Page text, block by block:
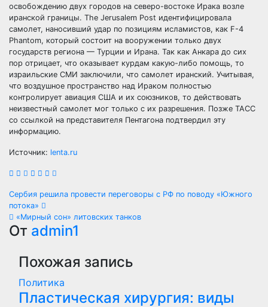
освобождению двух городов на северо-востоке Ирака возле
иранской границы. The Jerusalem Post идентифицировала
самолет, наносивший удар по позициям исламистов, как F-4
Phantom, который состоит на вооружении только двух
государств региона — Турции и Ирана. Так как Анкара до сих
пор отрицает, что оказывает курдам какую-либо помощь, то
израильские СМИ заключили, что самолет иранский. Учитывая,
что воздушное пространство над Ираком полностью
контролирует авиация США и их союзников, то действовать
неизвестный самолет мог только с их разрешения. Позже ТАСС
со ссылкой на представителя Пентагона подтвердил эту
информацию.
Источник: lenta.ru
Навигация
по
записям
Сербия решила провести переговоры с РФ по поводу «Южного
потока»
«Мирный сон» литовских танков
От admin1
Похожая запись
Политика
Пластическая хирургия: виды